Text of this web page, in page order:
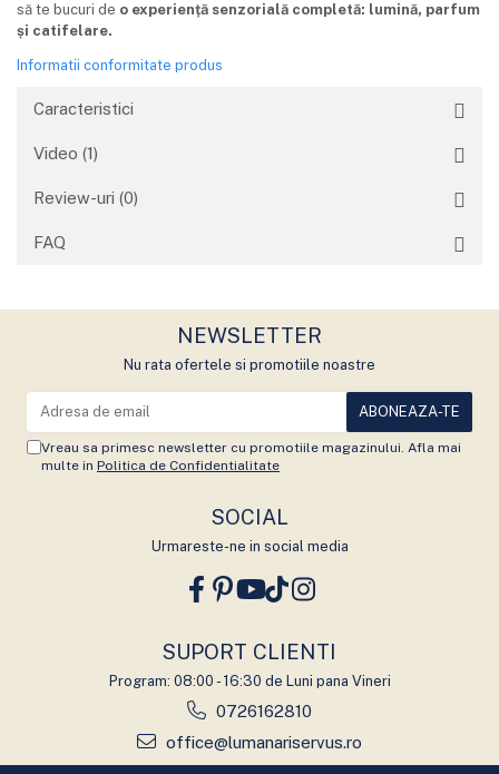
să te bucuri de o experiență senzorială completă: lumină, parfum
și catifelare.
Informatii conformitate produs
Caracteristici
Video (1)
Review-uri (0)
FAQ
NEWSLETTER
Nu rata ofertele si promotiile noastre
Vreau sa primesc newsletter cu promotiile magazinului. Afla mai
multe in Politica de Confidentialitate
SOCIAL
Urmareste-ne in social media
SUPORT CLIENTI
Program: 08:00 - 16:30 de Luni pana Vineri
0726162810
office@lumanariservus.ro